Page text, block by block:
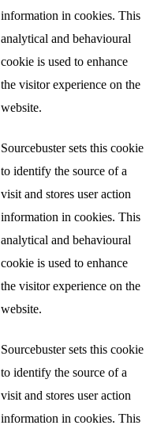
information in cookies. This
analytical and behavioural
cookie is used to enhance
the visitor experience on the
website.
Sourcebuster sets this cookie
to identify the source of a
visit and stores user action
information in cookies. This
analytical and behavioural
cookie is used to enhance
the visitor experience on the
website.
Sourcebuster sets this cookie
to identify the source of a
visit and stores user action
information in cookies. This